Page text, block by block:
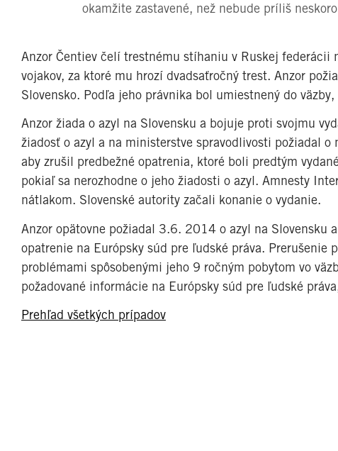
okamžite zastavené, než nebude príliš
Anzor Čentiev čelí trestnému stíhaniu v Ruskej federácii
vojakov, za ktoré mu hrozí dvadsaťročný trest. Anzor
Slovensko. Podľa jeho právnika bol umiestnený do
Anzor žiada o azyl na Slovensku a bojuje proti svojmu
žiadosť o azyl a na ministerstve spravodlivosti požiadal
aby zrušil predbežné opatrenia, ktoré boli predtým
pokiaľ sa nerozhodne o jeho žiadosti o azyl. Amnesty
nátlakom. Slovenské autority začali konanie o vydanie.
Anzor opätovne požiadal 3.6. 2014 o azyl na Slovensku
opatrenie na Európsky súd pre ľudské práva.
problémami spôsobenými jeho 9 ročným pobytom vo
požadované informácie na Európsky súd pre ľudské
Prehľad všetkých prípadov